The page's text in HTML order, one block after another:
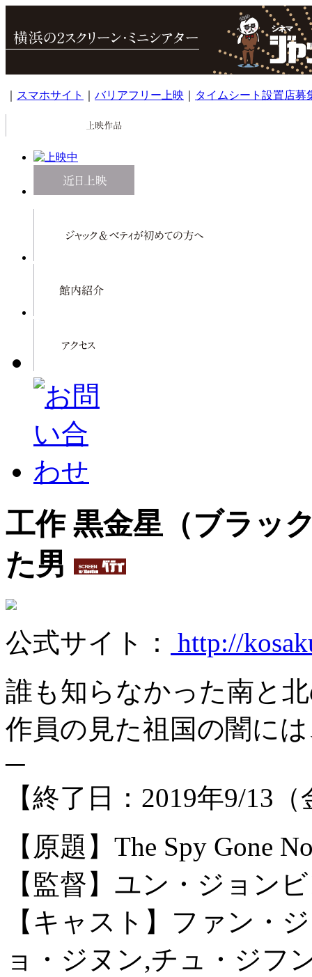
スマホサイト バリアフリー上映 タイムシート設置店募
工作 黒金星（ブラッ
た男
公式サイト：
http://
誰も知らなかった南と
作員の見た祖国の闇に
─
【終了日：2019年9/13
【原題】The Spy Gone
【監督】ユン・ジョン
【キャスト】ファン・
ョ・ジヌン,チュ・ジフ